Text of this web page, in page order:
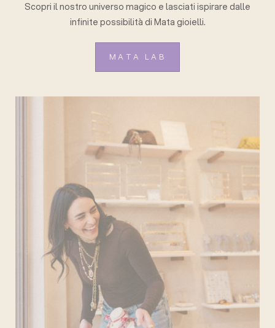
Scopri il nostro universo magico e lasciati ispirare dalle
infinite possibilità di Mata gioielli.
MATA LAB
BARI